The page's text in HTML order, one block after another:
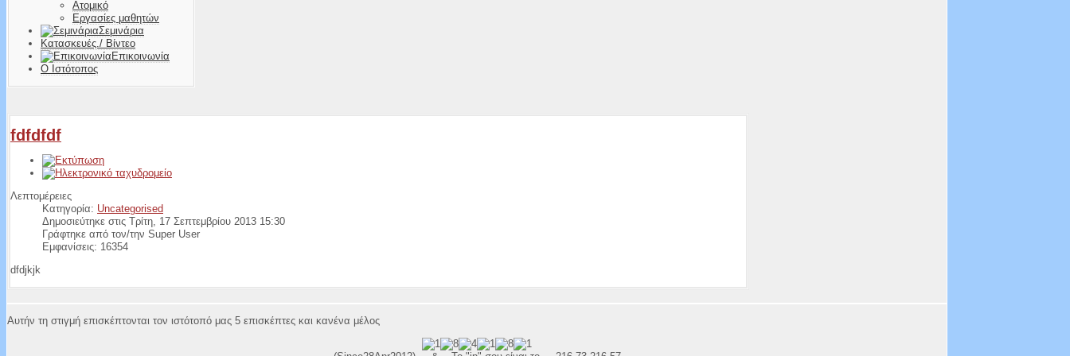
Ατομικό
Εργασίες μαθητών
Σεμινάρια
Κατασκευές./ Βίντεο
Επικοινωνία
Ο Ιστότοπος
fdfdfdf
Λεπτομέρειες
Κατηγορία: Uncategorised
Δημοσιεύτηκε στις Τρίτη, 17 Σεπτεμβρίου 2013 15:30
Γράφτηκε από τον/την Super User
Εμφανίσεις: 16354
dfdjkjk
Αυτήν τη στιγμή επισκέπτονται τον ιστότοπό μας 5 επισκέπτες και κανένα μέλος